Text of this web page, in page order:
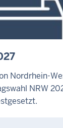
Nordrhein-
NRW